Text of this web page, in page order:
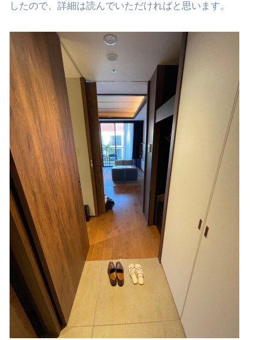
したので、詳細は読んでいただければと思います。